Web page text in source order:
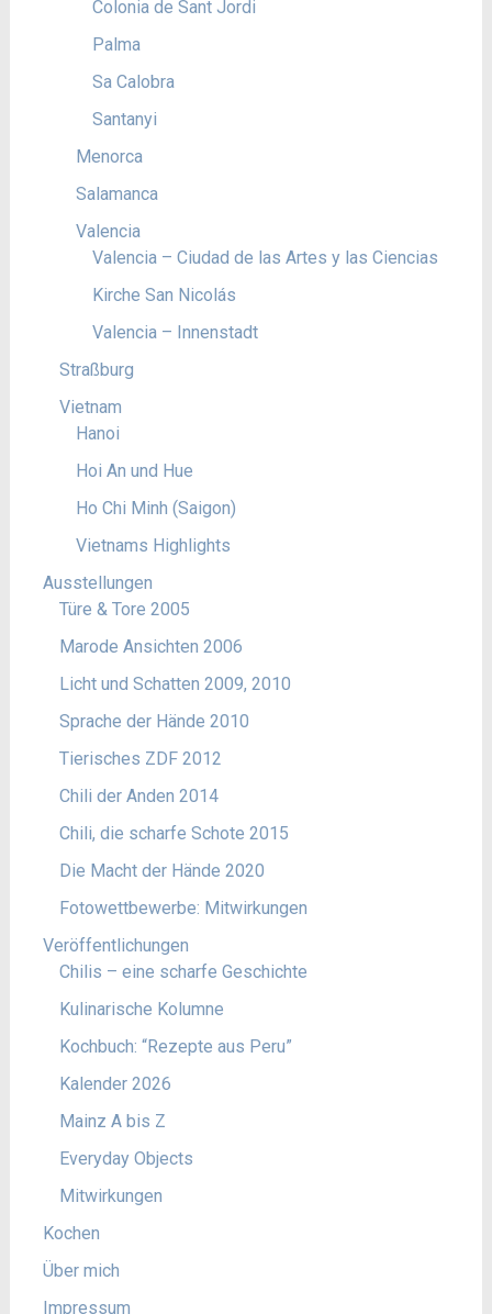
Colonia de Sant Jordi
Palma
Sa Calobra
Santanyi
Menorca
Salamanca
Valencia
Valencia – Ciudad de las Artes y las Ciencias
Kirche San Nicolás
Valencia – Innenstadt
Straßburg
Vietnam
Hanoi
Hoi An und Hue
Ho Chi Minh (Saigon)
Vietnams Highlights
Ausstellungen
Türe & Tore 2005
Marode Ansichten 2006
Licht und Schatten 2009, 2010
Sprache der Hände 2010
Tierisches ZDF 2012
Chili der Anden 2014
Chili, die scharfe Schote 2015
Die Macht der Hände 2020
Fotowettbewerbe: Mitwirkungen
Veröffentlichungen
Chilis – eine scharfe Geschichte
Kulinarische Kolumne
Kochbuch: “Rezepte aus Peru”
Kalender 2026
Mainz A bis Z
Everyday Objects
Mitwirkungen
Kochen
Über mich
Impressum